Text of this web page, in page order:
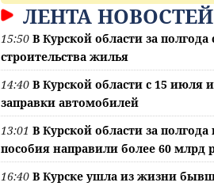
ЛЕНТА НОВОСТЕЙ
15:50 В Курской области за
строительства жилья
14:40 В Курской области с 15 июля
заправки автомобилей
13:01 В Курской области за
пособия направили более 60 млрд
16:40 В Курске ушла из жизни